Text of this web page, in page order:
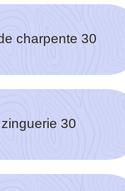
charpente 30
30